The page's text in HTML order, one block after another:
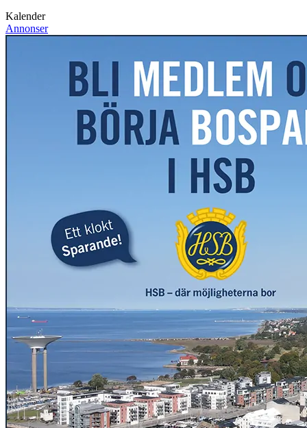
Kalender
Annonser